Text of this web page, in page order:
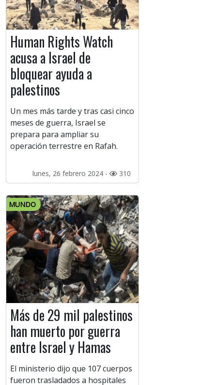
Human Rights Watch
acusa a Israel de
bloquear ayuda a
palestinos
Un mes más tarde y tras casi cinco
meses de guerra, Israel se
prepara para ampliar su
operación terrestre en Rafah.
lunes, 26 febrero 2024 - 310
MUNDO
Más de 29 mil palestinos
han muerto por guerra
entre Israel y Hamas
El ministerio dijo que 107 cuerpos
fueron trasladados a hospitales